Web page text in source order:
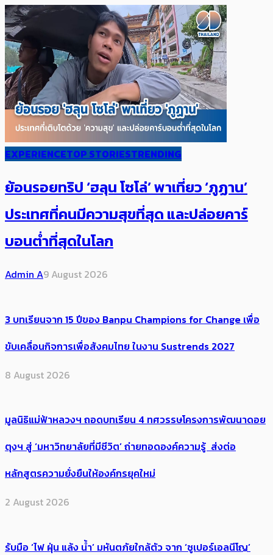
EXPERIENCETOP STORIESTRENDING
ย้อนรอยทริป ‘ฮลุน โซโล่’ ​​พาเที่ยว ‘ภูฏาน’
ประเทศ​ที่คน​มีความสุข​ที่สุด​​ และปล่อยคาร์​
บอนต่ำที่สุดในโลก
Admin A9 August 2026
3 บทเรียนจาก 15 ปีของ Banpu Champions for Change เพื่อ
ขับเคลื่อนกิจการเพื่อสังคมไทย ในงาน Sustrends 2027
8 August 2026
มูลนิธิแม่ฟ้าหลวงฯ ถอดบทเรียน 4 ทศวรรษโครงการพัฒนาดอย
ตุงฯ สู่ ‘มหาวิทยาลัยที่มีชีวิต’ ถ่ายทอดองค์ความรู้ ส่งต่อ
หลักสูตรความยั่งยืนให้องค์กรยุคใหม่
2 August 2026
รับมือ ‘ไฟ ฝุ่น แล้ง น้ำ’ มหันตภัยใกล้ตัว จาก ‘ซูเปอร์เอลนีโญ’